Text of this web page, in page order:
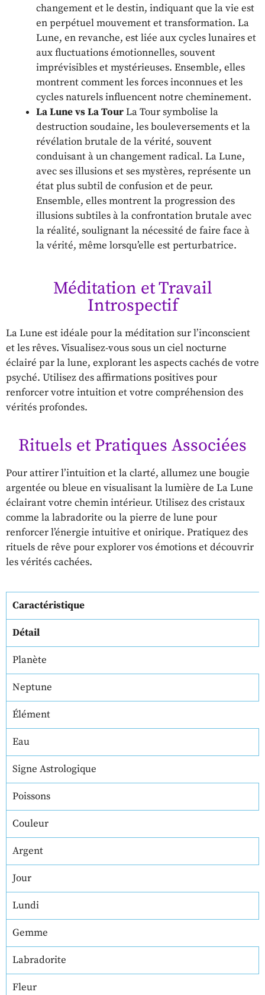
changement et le destin, indiquant que la vie est
en perpétuel mouvement et transformation. La
Lune, en revanche, est liée aux cycles lunaires et
aux fluctuations émotionnelles, souvent
imprévisibles et mystérieuses. Ensemble, elles
montrent comment les forces inconnues et les
cycles naturels influencent notre cheminement.
La Lune vs La TourLa Tour symbolise la
destruction soudaine, les bouleversements et la
révélation brutale de la vérité, souvent
conduisant à un changement radical. La Lune,
avec ses illusions et ses mystères, représente un
état plus subtil de confusion et de peur.
Ensemble, elles montrent la progression des
illusions subtiles à la confrontation brutale avec
la réalité, soulignant la nécessité de faire face à
la vérité, même lorsqu’elle est perturbatrice.
Méditation et Travail
Introspectif
La Lune est idéale pour la méditation sur l’inconscient
et les rêves. Visualisez-vous sous un ciel nocturne
éclairé par la lune, explorant les aspects cachés de votre
psyché. Utilisez des affirmations positives pour
renforcer votre intuition et votre compréhension des
vérités profondes.
Rituels et Pratiques Associées
Pour attirer l’intuition et la clarté, allumez une bougie
argentée ou bleue en visualisant la lumière de La Lune
éclairant votre chemin intérieur. Utilisez des cristaux
comme la labradorite ou la pierre de lune pour
renforcer l’énergie intuitive et onirique. Pratiquez des
rituels de rêve pour explorer vos émotions et découvrir
les vérités cachées.
Caractéristique
Détail
Planète
Neptune
Élément
Eau
Signe Astrologique
Poissons
Couleur
Argent
Jour
Lundi
Gemme
Labradorite
Fleur